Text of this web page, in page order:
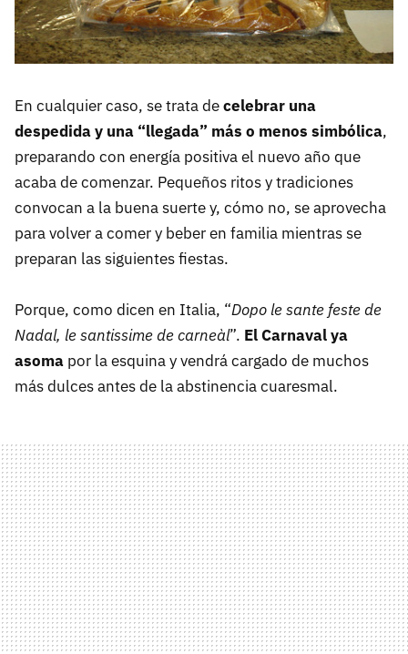
En cualquier caso, se trata decelebrar una
despedida y una “llegada” más o menos simbólica,
preparando con energía positiva el nuevo año que
acaba de comenzar. Pequeños ritos y tradiciones
convocan a la buena suerte y, cómo no, se aprovecha
para volver a comer y beber en familia mientras se
preparan las siguientes fiestas.
Porque, como dicen en Italia, “Dopo le sante feste de
Nadal, le santissime de carneàl”. El Carnaval ya
asoma por la esquina y vendrá cargado de muchos
más dulces antes de la abstinencia cuaresmal.